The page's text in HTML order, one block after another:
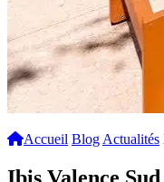
Accueil BlogActualités